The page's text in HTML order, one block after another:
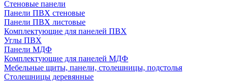
Стеновые панели
Панели ПВХ стеновые
Панели ПВХ листовые
Комплектующие для панелей ПВХ
Углы ПВХ
Панели МДФ
Комплектующие для панелей МДФ
Мебельные щиты, панели, столешницы, подстолья
Столешницы деревянные